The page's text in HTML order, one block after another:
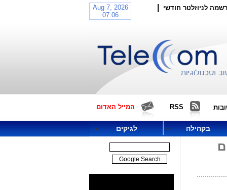
לניוזלטר חודשי
RSS המייל האדום
בקהילה לגיקים